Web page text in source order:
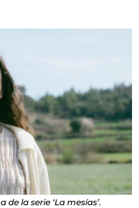
la serie ‘La mesías’.